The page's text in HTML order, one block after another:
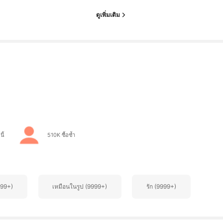
ดูเพิ่มเติม
นี้ 510K ซื้อซ้ำ
เหมือนในรูป (9999+) รัก (9999+)